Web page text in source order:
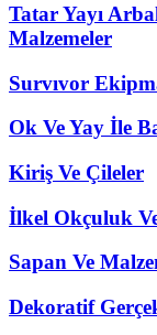
Tatar Yayı
Malzemeler
Survıvor
Ok Ve Yay İle
Kiriş Ve Çileler
İlkel Okçuluk
Sapan Ve
Dekoratif